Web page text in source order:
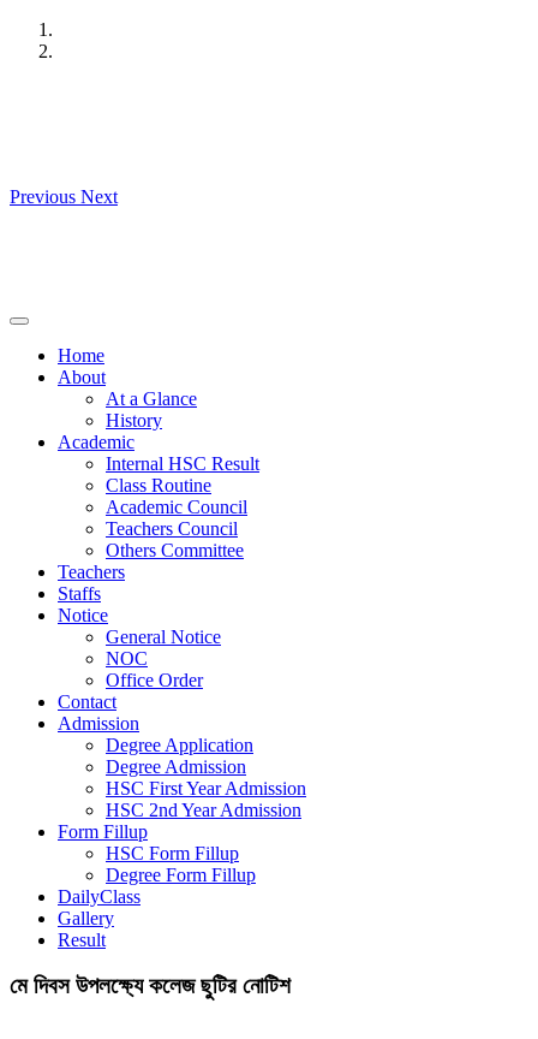
Skip
Previous Next
Home
About
At a Glance
History
Academic
Internal HSC Result
Class Routine
Academic Council
Teachers Council
Others Committee
Teachers
Staffs
Notice
General Notice
NOC
Office Order
Contact
Admission
Degree Application
Degree Admission
HSC First Year Admission
HSC 2nd Year Admission
Form Fillup
HSC Form Fillup
Degree Form Fillup
DailyClass
Gallery
Result
মে দিবস উপলক্ষ্যে কলেজ ছুটির নোটিশ